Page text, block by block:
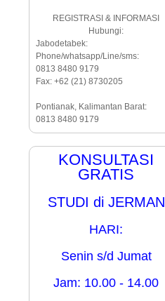
REGISTRASI & INFORMASI
Hubungi:
Jabodetabek:
Phone/whatsapp/Line/sms:
0813 8480 9179
Fax: +62 (21) 8730205
Pontianak, Kalimantan Barat:
0813 8480 9179
KONSULTASI
GRATIS
STUDI di JERMAN
HARI:
Senin s/d Jumat
Jam: 10.00 - 14.00